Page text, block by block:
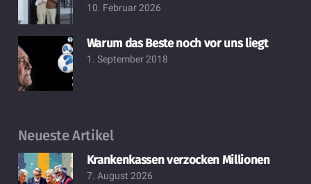
10. Februar 2026
Warum das Beste noch vor uns liegt
1. September 2018
Neueste Artikel
Krankenkassen verzocken Millionen
7. August 2026